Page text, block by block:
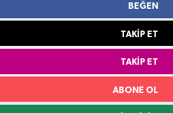
BEĞEN
TAKIP ET
TAKIP ET
ABONE OL